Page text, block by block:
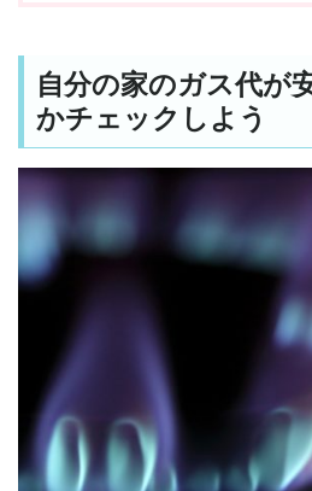
自分の家のガス代が
かチェックしよう